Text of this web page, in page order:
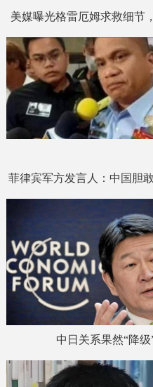
美媒曝光格雷厄姆求救细节
话打给了秘书
菲律宾军方发言人：中国胆
中日关系果然“降级